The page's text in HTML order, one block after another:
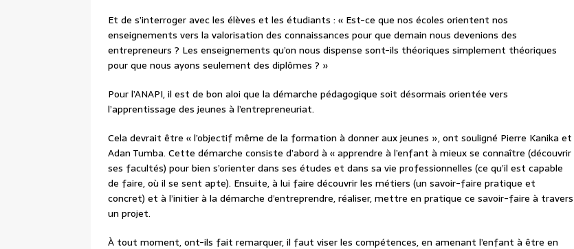
Et de s’interroger avec les élèves et les étudiants : « Est-ce que nos écoles orientent nos
enseignements vers la valorisation des connaissances pour que demain nous devenions des
entrepreneurs ? Les enseignements qu’on nous dispense sont-ils théoriques simplement théoriques
pour que nous ayons seulement des diplômes ? »
Pour l’ANAPI, il est de bon aloi que la démarche pédagogique soit désormais orientée vers
l’apprentissage des jeunes à l’entrepreneuriat.
Cela devrait être « l’objectif même de la formation à donner aux jeunes », ont souligné Pierre Kanika et
Adan Tumba. Cette démarche consiste d’abord à « apprendre à l’enfant à mieux se connaître (découvrir
ses facultés) pour bien s’orienter dans ses études et dans sa vie professionnelles (ce qu’il est capable
de faire, où il se sent apte). Ensuite, à lui faire découvrir les métiers (un savoir-faire pratique et
concret) et à l’initier à la démarche d’entreprendre, réaliser, mettre en pratique ce savoir-faire à travers
un projet.
À tout moment, ont-ils fait remarquer, il faut viser les compétences, en amenant l’enfant à être en